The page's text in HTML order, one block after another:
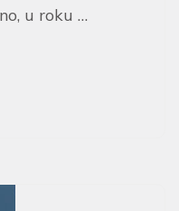
u roku …